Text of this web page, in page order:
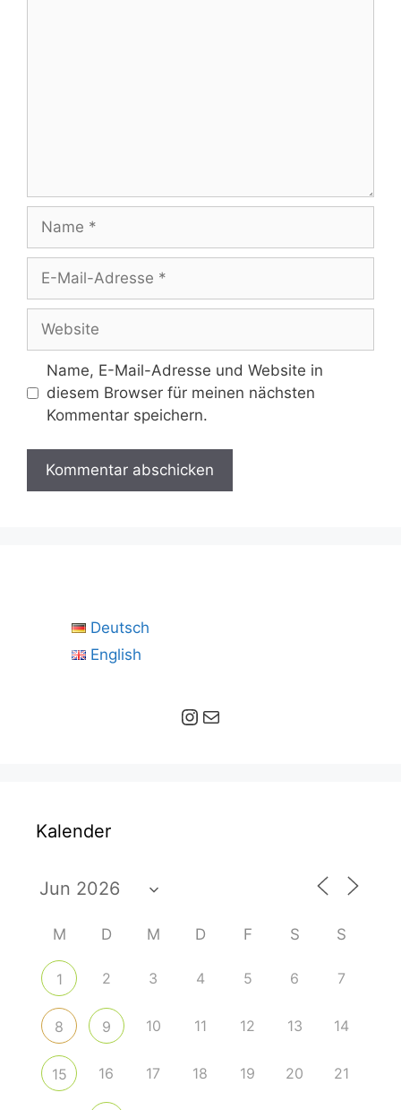
Mail-
Adresse
Name, E-Mail-Adresse und Website in
diesem Browser für meinen nächsten
Kommentar speichern.
Deutsch
English
Instagram E-Mail
Kalender
M D M D F S S
1 2 3 4 5 6 7
8 9 10 11 12 13 14
15 16 17 18 19 20 21